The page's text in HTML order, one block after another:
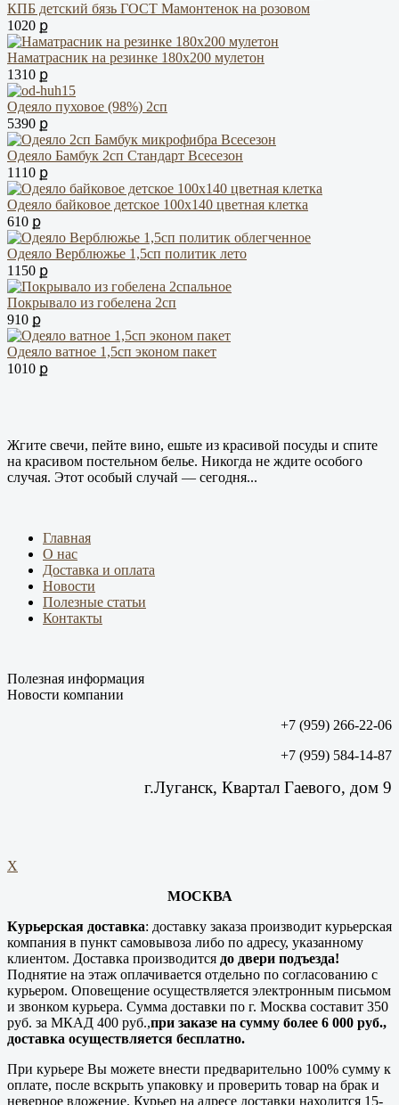
КПБ детский бязь ГОСТ Мамонтенок на розовом
1020 ք
Наматрасник на резинке 180х200 мулетон
1310 ք
Одеяло пуховое (98%) 2сп
5390 ք
Одеяло Бамбук 2сп Стандарт Всесезон
1110 ք
Одеяло байковое детское 100х140 цветная клетка
610 ք
Одеяло Верблюжье 1,5сп политик лето
1150 ք
Покрывало из гобелена 2сп
910 ք
Одеяло ватное 1,5сп эконом пакет
1010 ք
Жгите свечи, пейте вино, ешьте из красивой посуды и спите
на красивом постельном белье. Никогда не ждите особого
случая. Этот особый случай — сегодня...
Главная
О нас
Доставка и оплата
Новости
Полезные статьи
Контакты
Полезная информация
Новости компании
+7 (959) 266-22-06
+7 (959) 584-14-87
г.Луганск, Квартал Гаевого, дом 9
X
МОСКВА
Курьерская доставка: доставку заказа производит курьерская
компания в пункт самовывоза либо по адресу, указанному
клиентом. Доставка производится до двери подъезда!
Поднятие на этаж оплачивается отдельно по согласованию с
курьером. Оповещение осуществляется электронным письмом
и звонком курьера. Сумма доставки по г. Москва составит 350
руб. за МКАД 400 руб.,при заказе на сумму более 6 000 руб.,
доставка осуществляется бесплатно.
При курьере Вы можете внести предварительно 100% сумму к
оплате, после вскрыть упаковку и проверить товар на брак и
неверное вложение. Курьер на адресе доставки находится 15-